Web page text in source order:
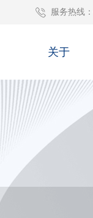
服务热线：
关于